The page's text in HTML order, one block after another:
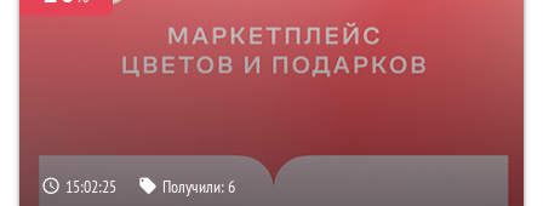
15:02:24 Получили:6